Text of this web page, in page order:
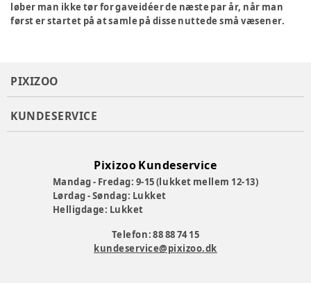
løber man ikke tør for gaveidéer de næste par år, når man
først er startet på at samle på disse nuttede små væsener.
PIXIZOO
KUNDESERVICE
Pixizoo Kundeservice
Mandag - Fredag: 9-15 (lukket mellem 12-13)
Lørdag - Søndag: Lukket
Helligdage: Lukket
Telefon: 88 88 74 15
kundeservice@pixizoo.dk